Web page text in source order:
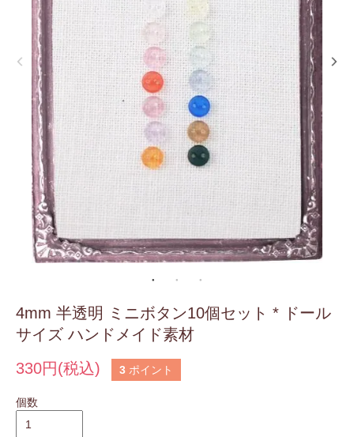
4mm 半透明 ミニボタン10個セット * ドール
サイズ ハンドメイド素材
330円(税込)
3 ポイント
個数